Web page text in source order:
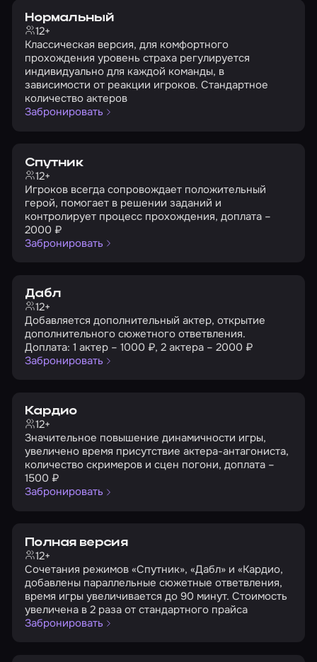
Нормальный
12+
Классическая версия, для комфортного
прохождения уровень страха регулируется
индивидуально для каждой команды, в
зависимости от реакции игроков. Стандартное
количество актеров
Забронировать
Спутник
12+
Игроков всегда сопровождает положительный
герой, помогает в решении заданий и
контролирует процесс прохождения, доплата –
2000 ₽
Забронировать
Дабл
12+
Добавляется дополнительный актер, открытие
дополнительного сюжетного ответвления.
Доплата: 1 актер – 1000 ₽, 2 актера – 2000 ₽
Забронировать
Кардио
12+
Значительное повышение динамичности игры,
увеличено время присутствие актера-антагониста,
количество скримеров и сцен погони, доплата –
1500 ₽
Забронировать
Полная версия
12+
Сочетания режимов «Спутник», «Дабл» и «Кардио,
добавлены параллельные сюжетные ответвления,
время игры увеличивается до 90 минут. Стоимость
увеличена в 2 раза от стандартного прайса
Забронировать